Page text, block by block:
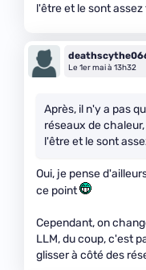
l'être et le sont
Le 1er mai à 13h32
Après, il n'y a pas
réseaux de
l'être et le sont
Oui, je pense
ce point
Cependant, on
LLM, du coup, c'est
glisser à côté des